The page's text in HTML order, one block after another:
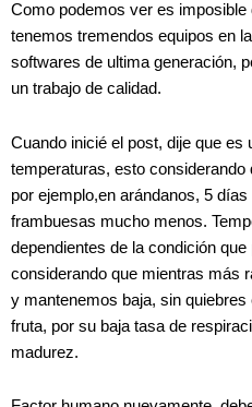
Como podemos ver es imposible
tenemos tremendos equipos en
softwares de ultima generación,
un trabajo de calidad.
Cuando inicié el post, dije que es
temperaturas, esto considerando
por ejemplo,en arándanos, 5
frambuesas mucho menos.
dependientes de la condición
considerando que mientras más
y mantenemos baja, sin
fruta, por su baja tasa de
madurez.